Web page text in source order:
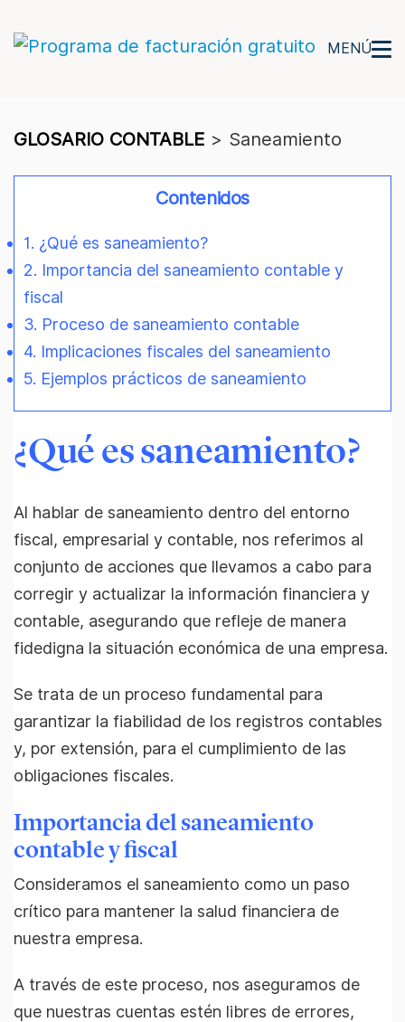
MENÚ
GLOSARIO CONTABLE > Saneamiento
Contenidos
1. ¿Qué es saneamiento?
2. Importancia del saneamiento contable y
fiscal
3. Proceso de saneamiento contable
4. Implicaciones fiscales del saneamiento
5. Ejemplos prácticos de saneamiento
¿Qué es saneamiento?
Al hablar de saneamiento dentro del entorno
fiscal, empresarial y contable, nos referimos al
conjunto de acciones que llevamos a cabo para
corregir y actualizar la información financiera y
contable, asegurando que refleje de manera
fidedigna la situación económica de una empresa.
Se trata de un proceso fundamental para
garantizar la fiabilidad de los registros contables
y, por extensión, para el cumplimiento de las
obligaciones fiscales.
Importancia del saneamiento
contable y fiscal
Consideramos el saneamiento como un paso
crítico para mantener la salud financiera de
nuestra empresa.
A través de este proceso, nos aseguramos de
que nuestras cuentas estén libres de errores,